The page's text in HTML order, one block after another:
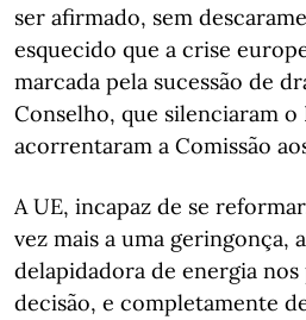
ser afirmado, sem
esquecido que a crise
marcada pela sucessão de
Conselho, que silenciaram o
acorrentaram a Comissão
A UE, incapaz de se
vez mais a uma geringonça,
delapidadora de energia nos
decisão, e completamente